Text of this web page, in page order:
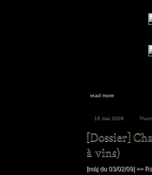
read more
16 mai 2009
[màj du 03/02/09] >>